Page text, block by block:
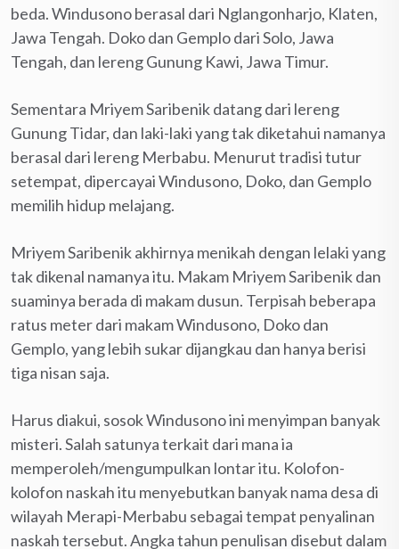
beda. Windusono berasal dari Nglangonharjo, Klaten,
Jawa Tengah. Doko dan Gemplo dari Solo, Jawa
Tengah, dan lereng Gunung Kawi, Jawa Timur.
Sementara Mriyem Saribenik datang dari lereng
Gunung Tidar, dan laki-laki yang tak diketahui namanya
berasal dari lereng Merbabu. Menurut tradisi tutur
setempat, dipercayai Windusono, Doko, dan Gemplo
memilih hidup melajang.
Mriyem Saribenik akhirnya menikah dengan lelaki yang
tak dikenal namanya itu. Makam Mriyem Saribenik dan
suaminya berada di makam dusun. Terpisah beberapa
ratus meter dari makam Windusono, Doko dan
Gemplo, yang lebih sukar dijangkau dan hanya berisi
tiga nisan saja.
Harus diakui, sosok Windusono ini menyimpan banyak
misteri. Salah satunya terkait dari mana ia
memperoleh/mengumpulkan lontar itu. Kolofon-
kolofon naskah itu menyebutkan banyak nama desa di
wilayah Merapi-Merbabu sebagai tempat penyalinan
naskah tersebut. Angka tahun penulisan disebut dalam